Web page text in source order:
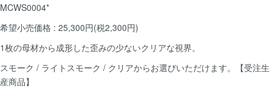
MCWS0004*
希望小売価格 : 25,300円(税2,300円)
1枚の母材から成形した歪みの少ないクリアな視界。
スモーク / ライトスモーク / クリアからお選びいただけます。【受注生
産商品】